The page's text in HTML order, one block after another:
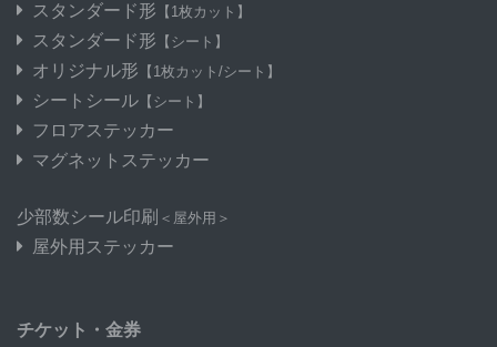
スタンダード形 【1枚カット】
スタンダード形 【シート】
オリジナル形 【1枚カット/シート】
シートシール 【シート】
フロアステッカー
マグネットステッカー
少部数シール印刷 ＜屋外用＞
屋外用ステッカー
チケット・金券